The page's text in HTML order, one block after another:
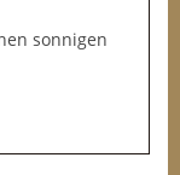
sonnigen